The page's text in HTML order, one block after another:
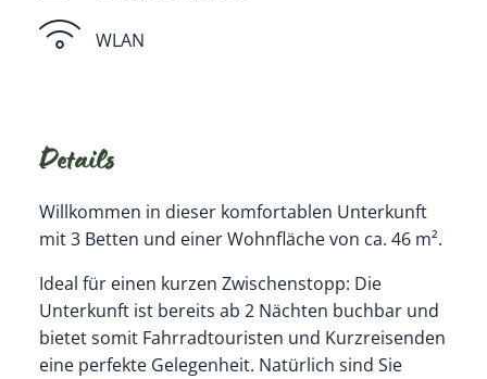
WLAN
Details
Willkommen in dieser komfortablen Unterkunft
mit 3 Betten und einer Wohnfläche von ca. 46 m².
Ideal für einen kurzen Zwischenstopp: Die
Unterkunft ist bereits ab 2 Nächten buchbar und
bietet somit Fahrradtouristen und Kurzreisenden
eine perfekte Gelegenheit. Natürlich sind Sie